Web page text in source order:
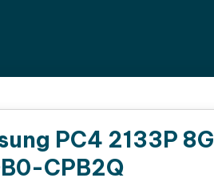
PC4 2133P
CPB2Q